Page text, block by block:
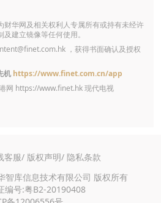
财华网及相关权利人专属所有或持有未经许
建立镜像等任何使用。
，获得书面确认及授权
机 https://www.finet.com.cn/app
网 https://www.finet.hk现代电视
客服/ 版权声明/ 隐私条款
智库信息技术有限公司 版权所有
编号:粤B2-20190408